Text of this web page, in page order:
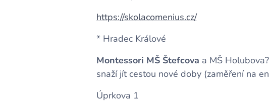
https://skolacomenius.cz/
* Hradec Králové
Montessori MŠ Štefcova a MŠ
snaží jít cestou nové doby (zaměření na
Úprkova 1